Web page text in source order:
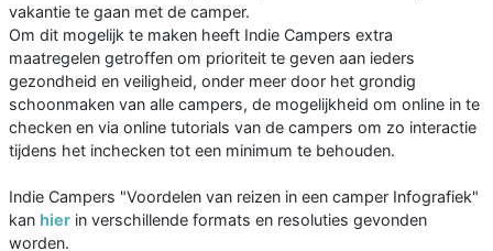
vakantie te gaan met de camper.
Om dit mogelijk te maken heeft Indie Campers extra
maatregelen getroffen om prioriteit te geven aan ieders
gezondheid en veiligheid, onder meer door het grondig
schoonmaken van alle campers, de mogelijkheid om online in te
checken en via online tutorials van de campers om zo interactie
tijdens het inchecken tot een minimum te behouden.
Indie Campers "Voordelen van reizen in een camper Infografiek"
kan hier in verschillende formats en resoluties gevonden
worden.